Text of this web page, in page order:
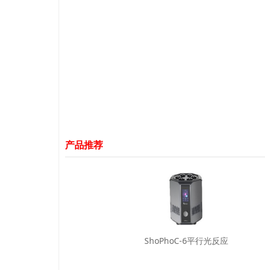
产品推荐
ShoPhoC-6平行光反应